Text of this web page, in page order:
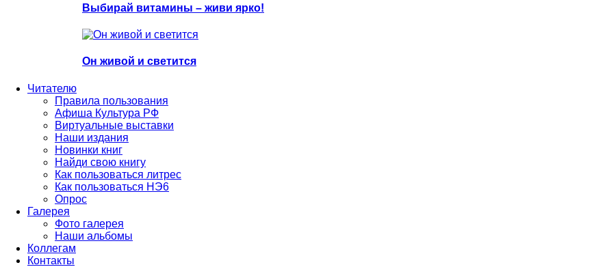
Выбирай витамины – живи ярко!
Он живой и светится
Читателю
Правила пользования
Афиша Культура РФ
Виртуальные выставки
Наши издания
Новинки книг
Найди свою книгу
Как пользоваться литрес
Как пользоваться НЭ6
Опрос
Галерея
Фото галерея
Наши альбомы
Коллегам
Контакты